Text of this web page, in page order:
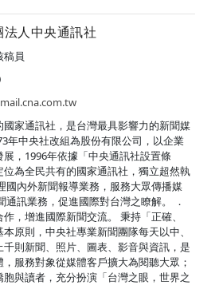
人中央通訊社
稿員
家通訊社，是台灣最具影響力的新聞媒
年中央社改組為股份有限公司，以企業
，1996年依據「中央通訊社設置條
為全民共有的國家通訊社，獨立超然執
國內外新聞報導業務，服務大眾傳播媒
訊業務，促進國際對台灣之瞭解。 ．
，增進國際新聞交流。 秉持「正確、
原則，中央社專業新聞團隊每天以中、
則新聞、照片、圖表、影音與資訊，是
服務對象從媒體客戶擴大為閱聽大眾；
與讀者，充分扮演「台灣之眼，世界之